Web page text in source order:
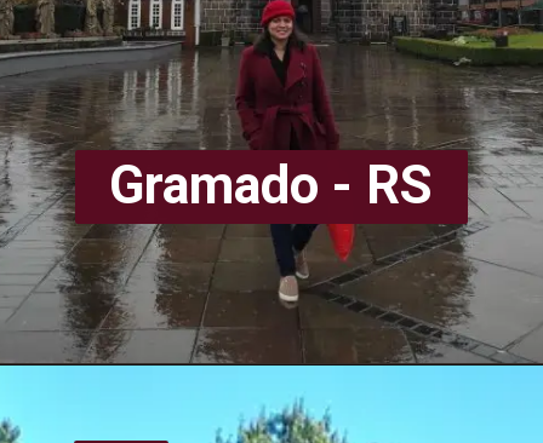
Gramado - RS